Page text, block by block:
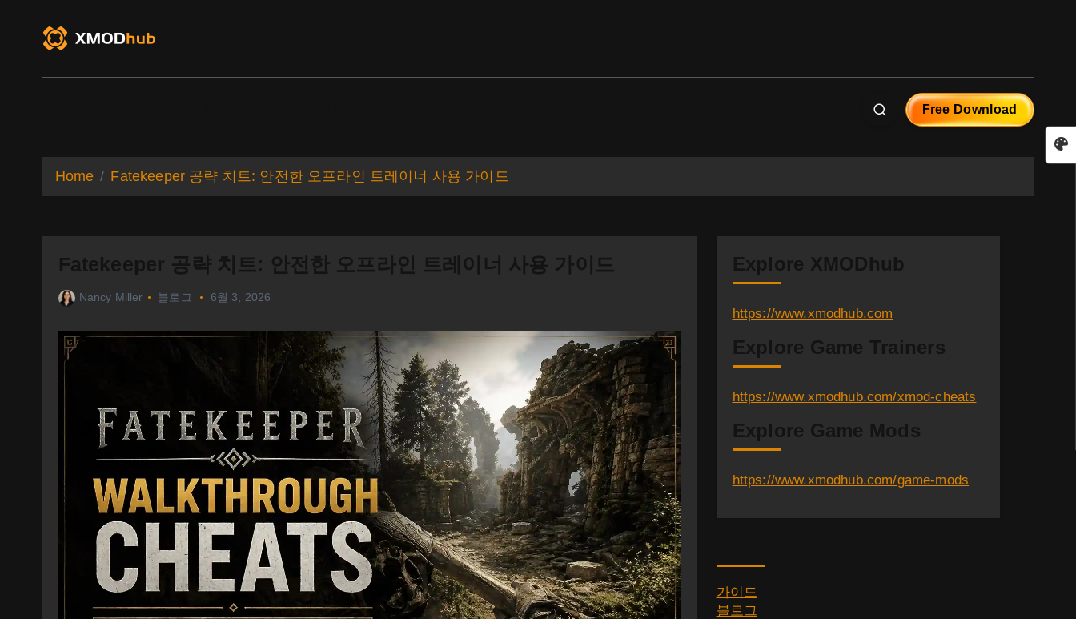
Free Download
Home Fatekeeper 공략 치트: 안전한 오프라인 트레이너 사용 가이드
Fatekeeper 공략 치트: 안전한 오프라인 트레이너 사용 가이드
Nancy Miller 블로그 6월 3, 2026
Explore XMODhub
https://www.xmodhub.com
Explore Game Trainers
https://www.xmodhub.com/xmod-cheats
Explore Game Mods
https://www.xmodhub.com/game-mods
가이드
블로그